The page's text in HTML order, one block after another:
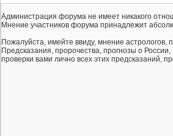
Администрация форума не имеет никакого
Мнение участников форума принадлежит
Пожалуйста, имейте ввиду, мнение астрологов,
Предсказания, пророчества, прогнозы о
проверки вами лично всех этих предсказаний,